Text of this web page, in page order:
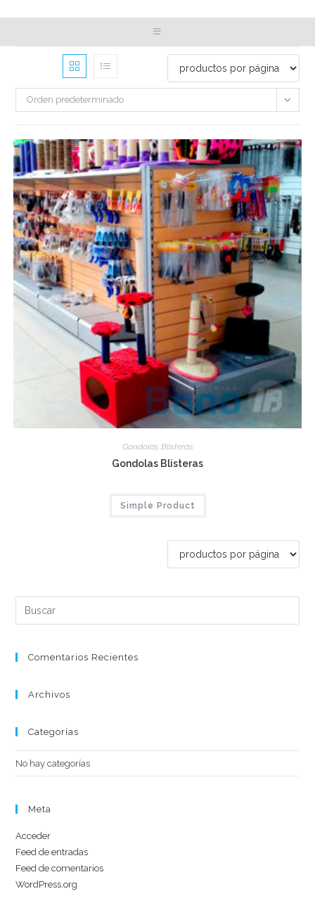
Orden predeterminado
Gondolas Blisteras
Gondolas Blisteras
Simple Product
Comentarios Recientes
Archivos
Categorías
No hay categorías
Meta
Acceder
Feed de entradas
Feed de comentarios
WordPress.org